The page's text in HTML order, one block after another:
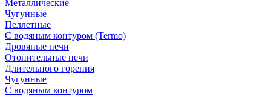
Металлические
Чугунные
Пеллетные
С водяным контуром (Termo)
Дровяные печи
Отопительные печи
Длительного горения
Чугунные
C водяным контуром